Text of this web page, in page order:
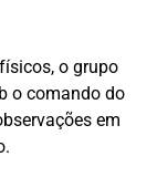
o grupo
o comando do
em